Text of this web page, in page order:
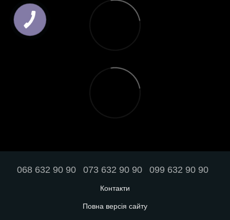
068 632 90 90 073 632 90 90 099 632 90 90
Контакти
Повна версія сайту